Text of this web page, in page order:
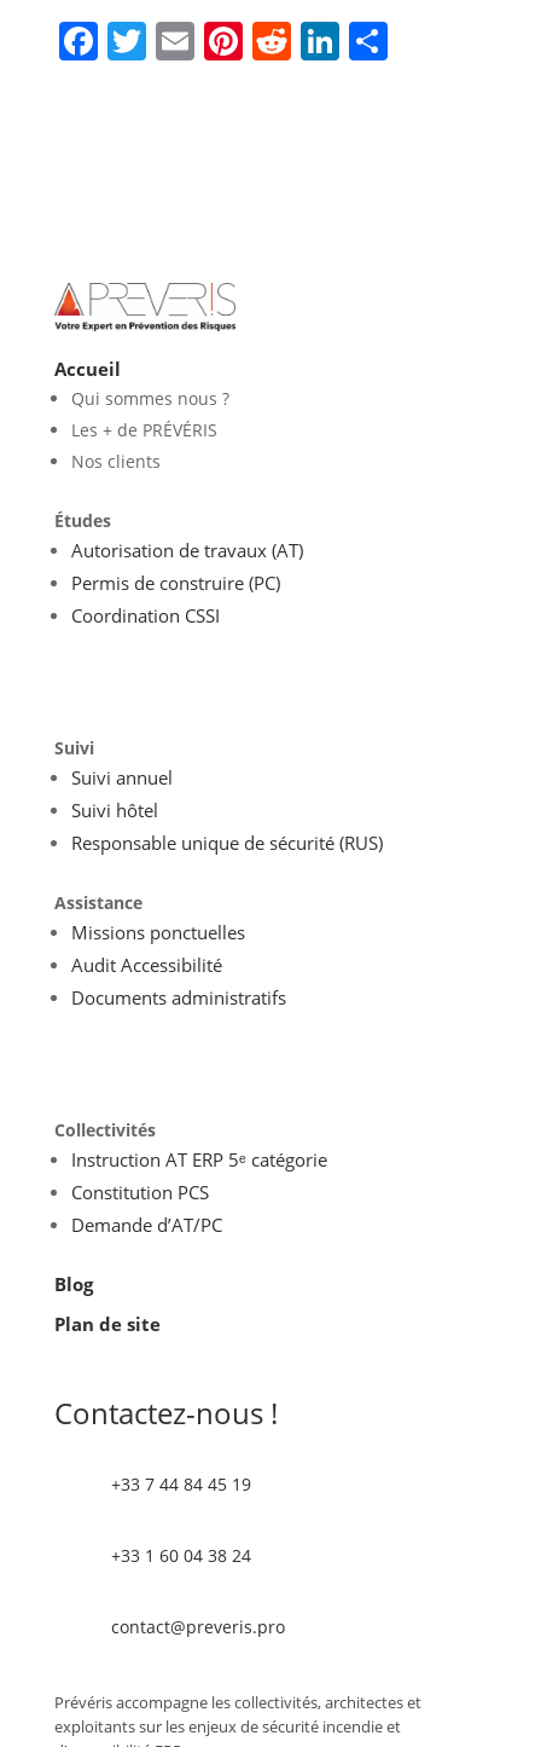
F
o
k
T E Pi R Li P
Accueil
Qui sommes nous ?
Les + de PRÉVÉRIS
Nos clients
Études
Autorisation de travaux (AT)
Permis de construire (PC)
Coordination CSSI
Suivi
Suivi annuel
Suivi hôtel
Responsable unique de sécurité (RUS)
Assistance
Missions ponctuelles
Audit Accessibilité
Documents administratifs
Collectivités
Instruction AT ERP 5ᵉ catégorie
Constitution PCS
Demande d’AT/PC
Blog
Plan de site
Contactez-nous !
+33 7 44 84 45 19
+33 1 60 04 38 24
contact@preveris.pro
Prévéris accompagne les collectivités, architectes et
exploitants sur les enjeux de sécurité incendie et